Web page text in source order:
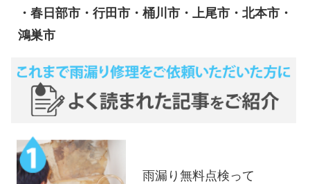
・春日部市・行田市・桶川市・上尾市・北本市・
鴻巣市
雨漏り無料点検って